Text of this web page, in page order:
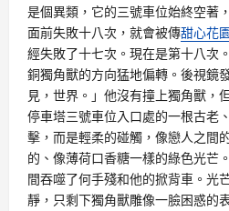
是個異類，它的三號車位始終空著
面前失敗十八次，就會被傳甜心花
經失敗了十七次。現在是第十八次
銅獨角獸的方向猛地偏轉。後視鏡
見，世界。」他沒有撞上獨角獸，
停車塔三號車位入口處的一根古老
擊，而是輕柔的碰觸，像戀人之間
的、像薄荷口香糖一樣的綠色光芒
間吞噬了何手殘和他的掀背車。光
靜，只剩下獨角獸雕像一臉困惑的